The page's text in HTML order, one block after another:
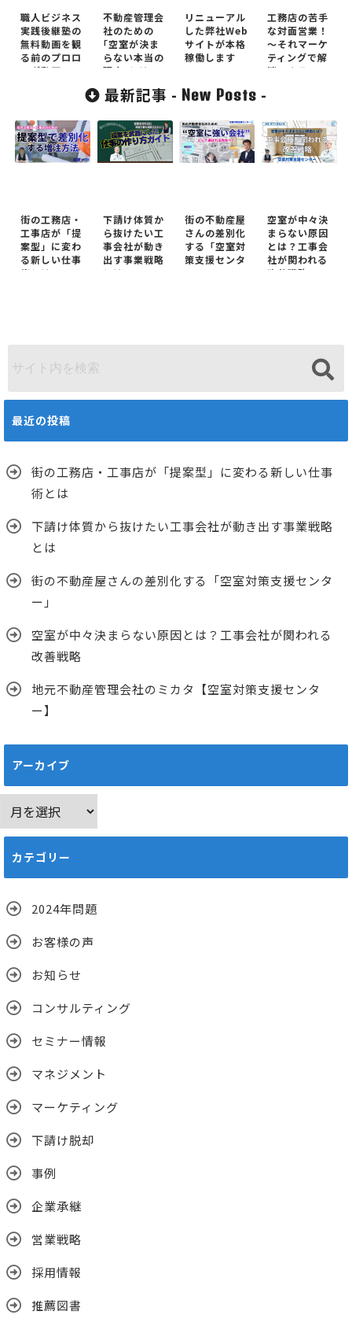
職人ビジネス
実践後継塾の
無料動画を観
る前のプロロ
ーグ動画
不動産管理会
社のための
｢空室が決ま
らない本当の
理由｣とは
リニューアル
した弊社Web
サイトが本格
稼働します
工務店の苦手
な対面営業！
～それマーケ
ティングで解
消できる
最新記事 - New Posts -
街の工務店・
工事店が「提
案型」に変わ
る新しい仕事
術とは
下請け体質か
ら抜けたい工
事会社が動き
出す事業戦略
とは
街の不動産屋
さんの差別化
する「空室対
策支援センタ
空室が中々決
まらない原因
とは？工事会
社が関われる
改善戦略
最近の投稿
街の工務店・工事店が「提案型」に変わる新しい仕事
術とは
下請け体質から抜けたい工事会社が動き出す事業戦略
とは
街の不動産屋さんの差別化する「空室対策支援センタ
ー」
空室が中々決まらない原因とは？工事会社が関われる
改善戦略
地元不動産管理会社のミカタ【空室対策支援センタ
ー】
アーカイブ
ー
カ
ブ
カテゴリー
2024年問題
お客様の声
お知らせ
コンサルティング
セミナー情報
マネジメント
マーケティング
下請け脱却
事例
企業承継
営業戦略
採用情報
推薦図書